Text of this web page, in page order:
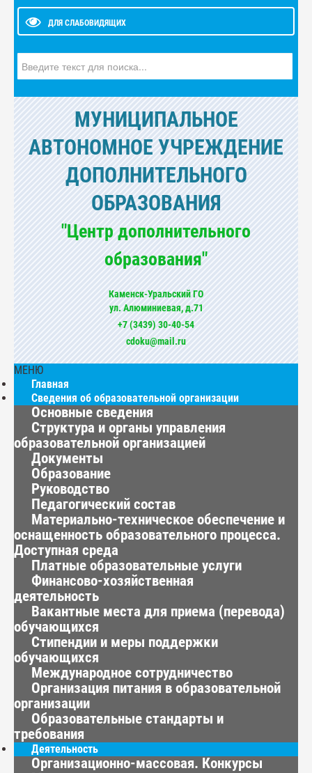
ДЛЯ СЛАБОВИДЯЩИХ
МУНИЦИПАЛЬНОЕ
АВТОНОМНОЕ УЧРЕЖДЕНИЕ
ДОПОЛНИТЕЛЬНОГО
ОБРАЗОВАНИЯ
"Центр дополнительного
образования"
Каменск-Уральский ГО
ул. Алюминиевая, д.71
+7 (3439) 30-40-54
cdoku@mail.ru
МЕНЮ
Главная
Сведения об образовательной организации
Основные сведения
Структура и органы управления
образовательной организацией
Документы
Образование
Руководство
Педагогический состав
Материально-техническое обеспечение и
оснащенность образовательного процесса.
Доступная среда
Платные образовательные услуги
Финансово-хозяйственная
деятельность
Вакантные места для приема (перевода)
обучающихся
Стипендии и меры поддержки
обучающихся
Международное сотрудничество
Организация питания в образовательной
организации
Образовательные стандарты и
требования
Деятельность
Организационно-массовая. Конкурсы